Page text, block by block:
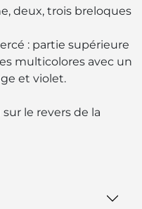
deux, trois breloques
: partie supérieure
multicolores avec un
et violet.
le revers de la